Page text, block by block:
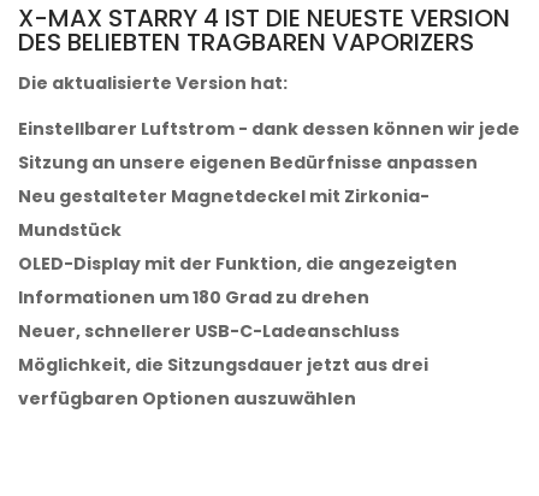
X-MAX STARRY 4 IST DIE NEUESTE VERSION
DES BELIEBTEN TRAGBAREN VAPORIZERS
Die aktualisierte Version hat:
Einstellbarer Luftstrom - dank dessen können wir jede
Sitzung an unsere eigenen Bedürfnisse anpassen
Neu gestalteter Magnetdeckel mit Zirkonia-
Mundstück
OLED-Display mit der Funktion, die angezeigten
Informationen um 180 Grad zu drehen
Neuer, schnellerer USB-C-Ladeanschluss
Möglichkeit, die Sitzungsdauer jetzt aus drei
verfügbaren Optionen auszuwählen